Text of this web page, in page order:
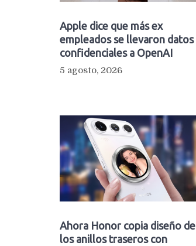
Apple dice que más ex
empleados se llevaron datos
confidenciales a OpenAI
5 agosto, 2026
Ahora Honor copia diseño de
los anillos traseros con